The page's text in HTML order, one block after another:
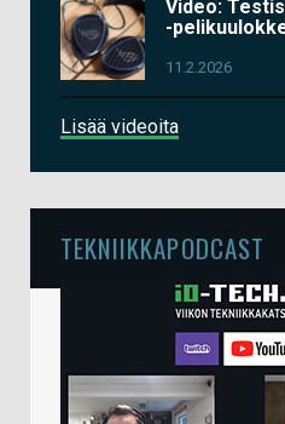
Video:
-
11.2.2026
Lisää videoita
TEKNIIKKAPODCAST